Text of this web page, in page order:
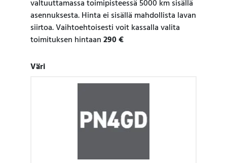
valtuuttamassa toimipisteessä 5000 km sisällä
asennuksesta. Hinta ei sisällä mahdollista lavan
siirtoa. Vaihtoehtoisesti voit kassalla valita
toimituksen hintaan290 €
Väri